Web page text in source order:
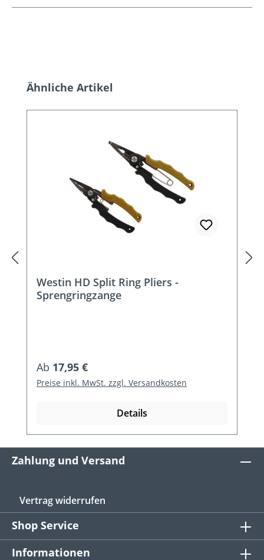
Produktgalerie überspringen
Ähnliche Artikel
Westin HD Split Ring Pliers -
Sprengringzange
Regulärer Preis:
Ab 17,95 €
Preise inkl. MwSt. zzgl. Versandkosten
Details
Zahlung und Versand
Vertrag widerrufen
Shop Service
Informationen